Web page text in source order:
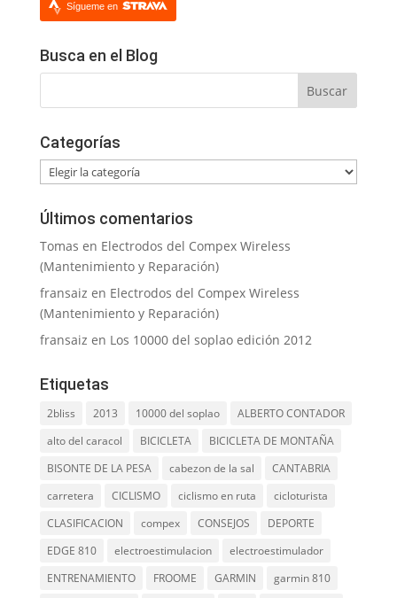
Sígueme en
Busca en el Blog
Categorías
Categorías
Últimos comentarios
Tomas en Electrodos del Compex Wireless
(Mantenimiento y Reparación)
fransaiz en Electrodos del Compex Wireless
(Mantenimiento y Reparación)
fransaiz en Los 10000 del soplao edición 2012
Etiquetas
2bliss 2013 10000 del soplao
ALBERTO CONTADOR
alto del caracol
BICICLETA
BICICLETA DE MONTAÑA
BISONTE DE LA PESA
cabezon de la sal
CANTABRIA
carretera
CICLISMO ciclismo en ruta
cicloturista
CLASIFICACION
compex CONSEJOS
DEPORTE
EDGE 810
electroestimulacion
electroestimulador
ENTRENAMIENTO
FROOME GARMIN garmin 810